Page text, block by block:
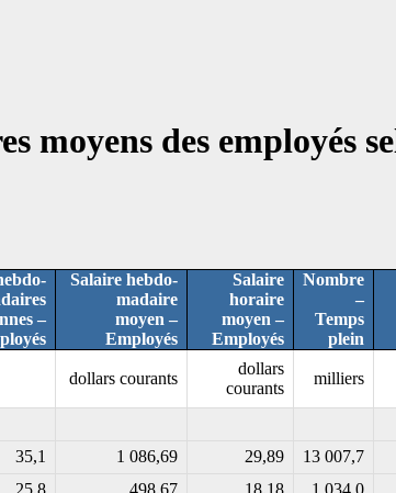
moyens des employés
–
Salaire hebdo-
madaire
moyen –
Employés
Salaire
horaire
moyen –
Employés
Nombre
–
Temps
plein
dollars courants
dollars
courants
milliers
35,1 1 086,69 29,89 13 007,7